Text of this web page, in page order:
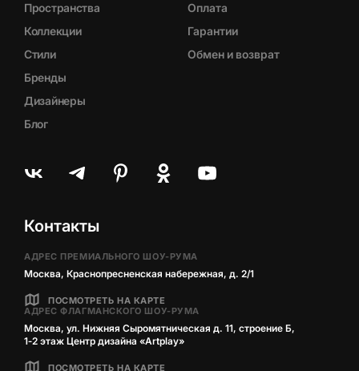
Пространства
Коллекции
Стили
Бренды
Дизайнеры
Блог
Оплата
Гарантии
Обмен и возврат
Контакты
АДРЕС ПРЕМИАЛЬНОГО ШОУ-РУМА
Москва, Краснопресненская набережная, д. 2/1
ПОСМОТРЕТЬ НА КАРТЕ
АДРЕС ФЛАГМАНСКОГО ШОУ-РУМА
Москва, ул. Нижняя Сыромятническая д. 11, строение Б,
1‑2 этаж Центр дизайна «Artplay»
ПОСМОТРЕТЬ НА КАРТЕ